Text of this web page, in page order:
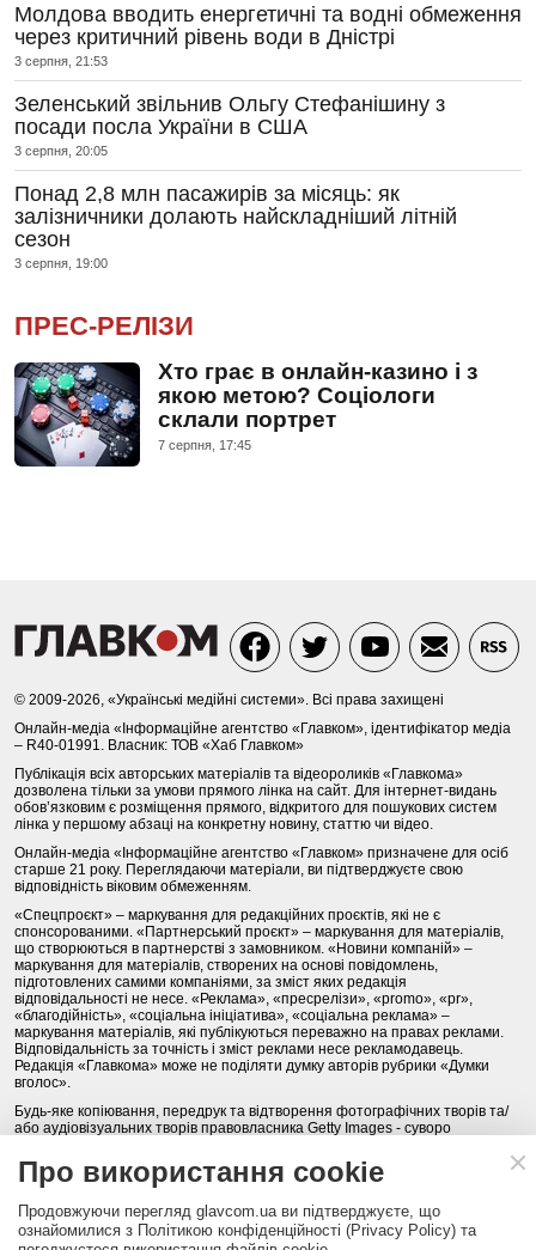
Молдова вводить енергетичні та водні обмеження
через критичний рівень води в Дністрі
3 серпня, 21:53
Зеленський звільнив Ольгу Стефанішину з
посади посла України в США
3 серпня, 20:05
Понад 2,8 млн пасажирів за місяць: як
залізничники долають найскладніший літній
сезон
3 серпня, 19:00
ПРЕС-РЕЛІЗИ
Хто грає в онлайн-казино і з
якою метою? Соціологи
склали портрет
7 серпня, 17:45
© 2009-2026, «Українські медійні системи». Всі права захищені
Онлайн-медіа «Інформаційне агентство «Главком», ідентифікатор медіа
– R40-01991. Власник: ТОВ «Хаб Главком»
Публікація всіх авторських матеріалів та відеороликів «Главкома»
дозволена тільки за умови прямого лінка на сайт. Для інтернет-видань
обов’язковим є розміщення прямого, відкритого для пошукових систем
лінка у першому абзаці на конкретну новину, статтю чи відео.
Онлайн-медіа «Інформаційне агентство «Главком» призначене для осіб
старше 21 року. Переглядаючи матеріали, ви підтверджуєте свою
відповідність віковим обмеженням.
«Спецпроєкт» – маркування для редакційних проєктів, які не є
спонсорованими. «Партнерський проєкт» – маркування для матеріалів,
що створюються в партнерстві з замовником. «Новини компаній» –
маркування для матеріалів, створених на основі повідомлень,
підготовлених самими компаніями, за зміст яких редакція
відповідальності не несе. «Реклама», «пресрелізи», «promo», «pr»,
«благодійність», «соціальна ініціатива», «соціальна реклама» –
маркування матеріалів, які публікуються переважно на правах реклами.
Відповідальність за точність і зміст реклами несе рекламодавець.
Редакція «Главкома» може не поділяти думку авторів рубрики «Думки
вголос».
Будь-яке копіювання, передрук та відтворення фотографічних творів та/
або аудіовізуальних творів правовласника Getty Images - суворо
Політика конфіденційності (Privacy Policy). Правила сайту
КОНТАКТИ НАША КОМАНДА АРХІВ
Про використання cookie
Продовжуючи перегляд glavcom.ua ви підтверджуєте, що
ознайомилися з Політикою конфіденційності (Privacy Policy) та